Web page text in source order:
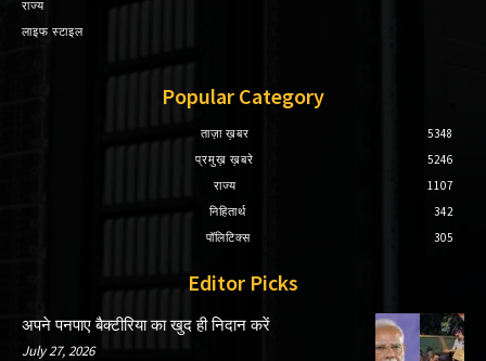
राज्य
लाइफ स्टाइल
Popular Category
ताज़ा ख़बर
5348
प्रमुख़ ख़बरे
5246
राज्य
1107
निहितार्थ
342
पॉलिटिक्स
305
Editor Picks
अपने पनपाए बैक्टीरिया का खुद ही निदान करें
July 27, 2026